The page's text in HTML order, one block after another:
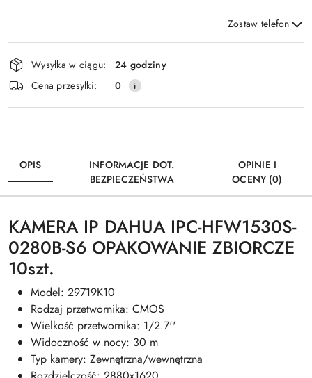
Zostaw telefon
Wyślij
Dostępność
i
dostawa
Wysyłka w ciągu:
24 godziny
Cena przesyłki:
0
OPIS
INFORMACJE DOT.
BEZPIECZEŃSTWA
OPINIE I
OCENY (0)
KAMERA IP DAHUA IPC-HFW1530S-
0280B-S6 OPAKOWANIE ZBIORCZE
10szt.
Model: 29719K10
Rodzaj przetwornika: CMOS
Wielkość przetwornika: 1/2.7''
Widoczność w nocy: 30 m
Typ kamery: Zewnętrzna/wewnętrzna